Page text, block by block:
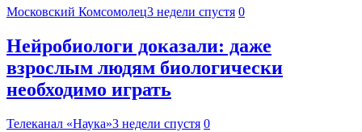
Московский Комсомолец3 недели спустя 0
Нейробиологи доказали: даже
взрослым людям биологически
необходимо играть
Телеканал «Наука»3 недели спустя 0